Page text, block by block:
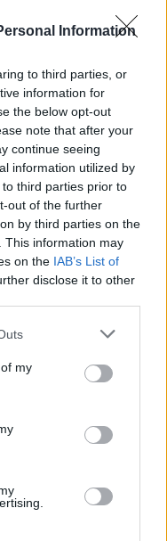
Information
to third parties, or
information for
the below opt-out
note that after your
continue seeing
information utilized by
third parties prior to
out of the further
by third parties on the
This information may
on the IAB’s List of
disclose it to other
my
teismui, bet yra
Kol kas yra
teismo
nutarimus,
toliau yra
Ši
Narkotikų,
departamentui
funkcijas
prekiauti
atstovė,
atstovė
atveju,